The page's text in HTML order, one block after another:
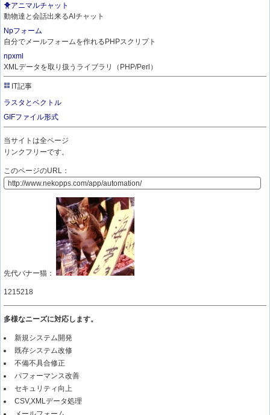
🐥アニマルチャット
動物達と会話出来るAIチャット
Npフォーム
自分でメールフォームを作れるPHPスクリプト
npxml
XMLデータを取り扱うライブラリ（PHP/Perl）
IT記事
ラスタとベクトル
GIFファイル形式
当サイトは全ページ
リンクフリーです。
このページのURL：
先代バナー猫：
1215218
多様なニーズに対応します。
新規システム開発
既存システム改修
不備不具合修正
パフォーマンス改善
セキュリティ向上
CSV,XMLデータ処理